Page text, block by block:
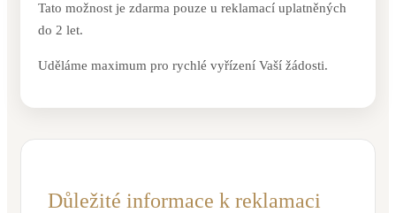
Tato možnost je zdarma pouze u reklamací uplatněných
do 2 let.
Uděláme maximum pro rychlé vyřízení Vaší žádosti.
Důležité informace k reklamaci